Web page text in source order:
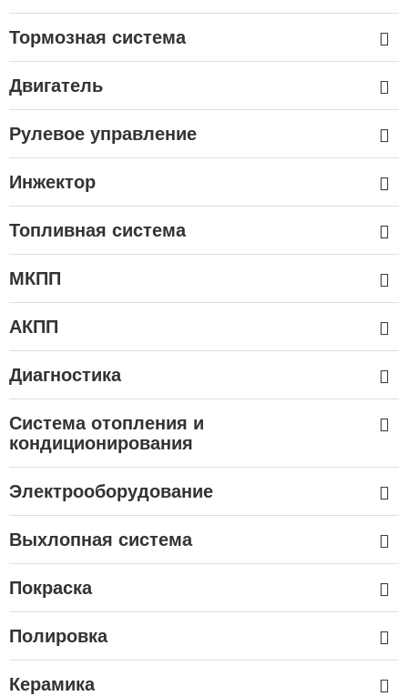
Тормозная система
Двигатель
Рулевое управление
Инжектор
Топливная система
МКПП
АКПП
Диагностика
Система отопления и
кондиционирования
Электрооборудование
Выхлопная система
Покраска
Полировка
Керамика